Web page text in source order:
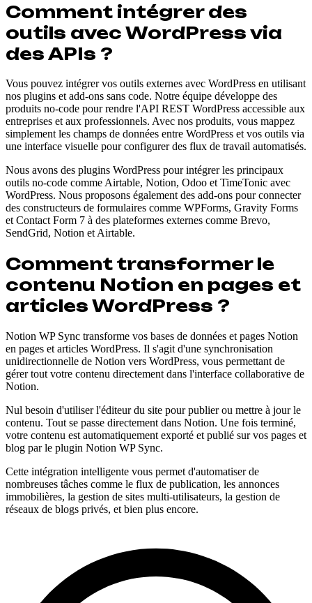
Comment intégrer des
outils avec WordPress via
des APIs ?
Vous pouvez intégrer vos outils externes avec WordPress en utilisant
nos plugins et add-ons sans code. Notre équipe développe des
produits no-code pour rendre l'API REST WordPress accessible aux
entreprises et aux professionnels. Avec nos produits, vous mappez
simplement les champs de données entre WordPress et vos outils via
une interface visuelle pour configurer des flux de travail automatisés.
Nous avons des plugins WordPress pour intégrer les principaux
outils no-code comme Airtable, Notion, Odoo et TimeTonic avec
WordPress. Nous proposons également des add-ons pour connecter
des constructeurs de formulaires comme WPForms, Gravity Forms
et Contact Form 7 à des plateformes externes comme Brevo,
SendGrid, Notion et Airtable.
Comment transformer le
contenu Notion en pages et
articles WordPress ?
Notion WP Sync transforme vos bases de données et pages Notion
en pages et articles WordPress. Il s'agit d'une synchronisation
unidirectionnelle de Notion vers WordPress, vous permettant de
gérer tout votre contenu directement dans l'interface collaborative de
Notion.
Nul besoin d'utiliser l'éditeur du site pour publier ou mettre à jour le
contenu. Tout se passe directement dans Notion. Une fois terminé,
votre contenu est automatiquement exporté et publié sur vos pages et
blog par le plugin Notion WP Sync.
Cette intégration intelligente vous permet d'automatiser de
nombreuses tâches comme le flux de publication, les annonces
immobilières, la gestion de sites multi-utilisateurs, la gestion de
réseaux de blogs privés, et bien plus encore.